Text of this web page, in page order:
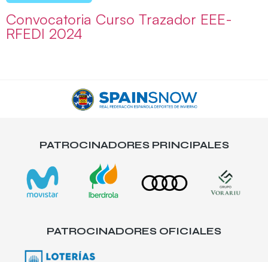
Convocatoria Curso Trazador EEE-
RFEDI 2024
PATROCINADORES PRINCIPALES
PATROCINADORES OFICIALES